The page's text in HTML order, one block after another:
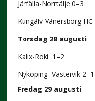
Järfälla-Norrtälje 0–3
Kungälv-Vänersborg HC
Torsdag 28 augusti
Kalix-Roki 1–2
Nyköping -Västervik 2–1
Fredag 29 augusti